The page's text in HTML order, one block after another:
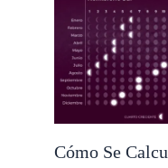
Cómo Se